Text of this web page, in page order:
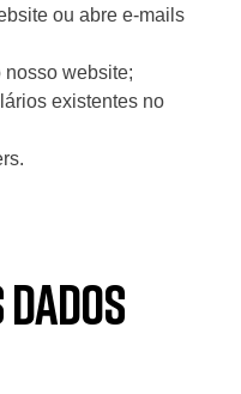
ou abre e-mails
website;
existentes no